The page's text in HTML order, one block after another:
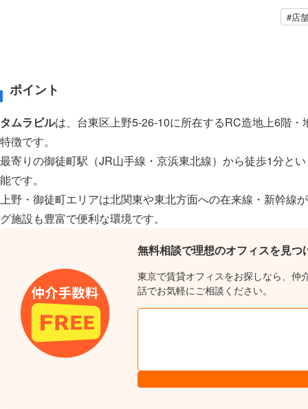
#店
ポイント
タムラビルは、台東区上野5-26-10に所在するRC造地上6階
特徴です。
最寄りの御徒町駅（JR山手線・京浜東北線）から徒歩1分と
能です。
上野・御徒町エリアは北関東や東北方面への在来線・新幹線
グ施設も豊富で便利な環境です。
無料相談で理想のオフィスを見つ
東京で賃貸オフィスをお探しなら、仲
話でお気軽にご相談ください。